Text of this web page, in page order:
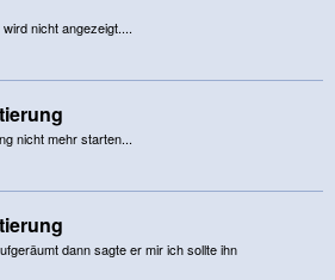
nicht angezeigt....
nicht mehr starten...
dann sagte er mir ich sollte ihn